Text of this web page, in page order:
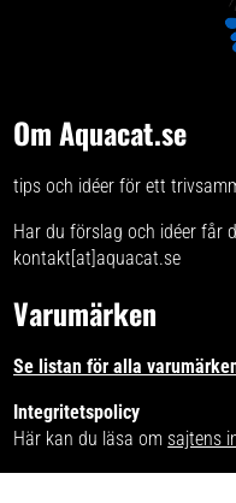
Om Aquacat.se
tips och idéer för ett
Har du förslag och idéer får
kontakt[at]aquacat.se
Varumärken
Se listan för alla
Integritetspolicy
Här kan du läsa om sajtens